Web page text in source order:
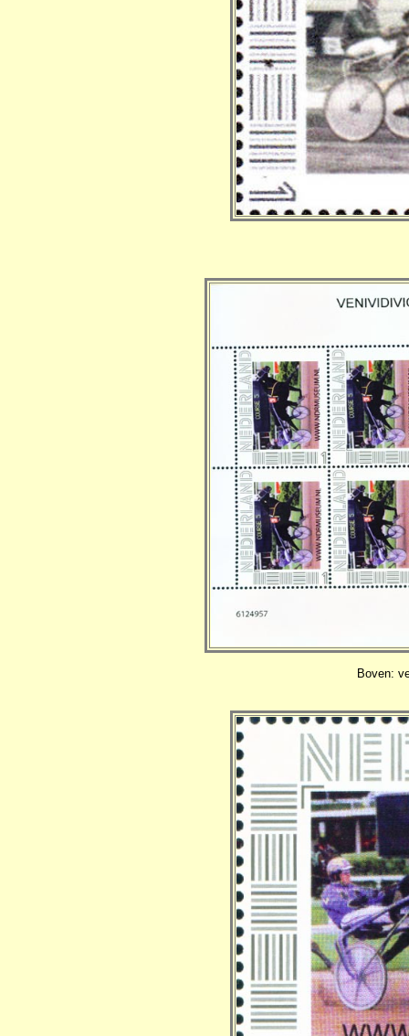
Boven: